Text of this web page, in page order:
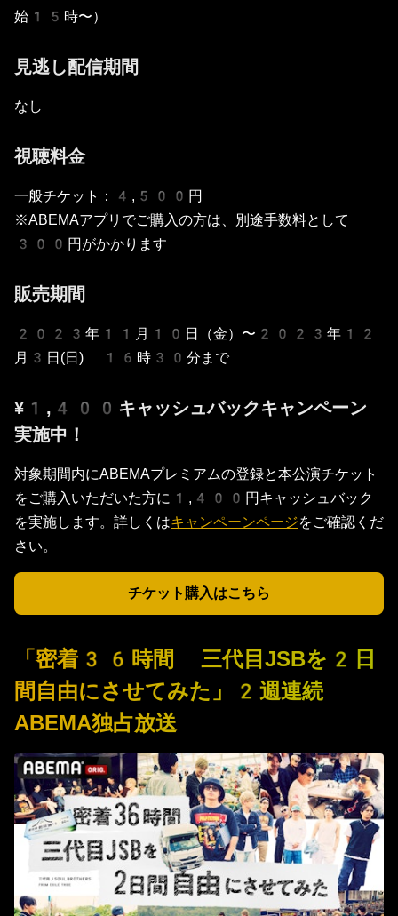
始15時〜）
見逃し配信期間
なし
視聴料金
一般チケット：4,500円
※ABEMAアプリでご購入の方は、別途手数料として
300円がかかります
販売期間
2023年11月10日（金）〜2023年12
月3日(日) 16時30分まで
¥1,400キャッシュバックキャンペーン
実施中！
対象期間内にABEMAプレミアムの登録と本公演チケット
をご購入いただいた方に1,400円キャッシュバック
を実施します。詳しくはキャンペーンページをご確認くだ
さい。
チケット購入はこちら
「密着36時間 三代目JSBを2日
間自由にさせてみた」2週連続
ABEMA独占放送